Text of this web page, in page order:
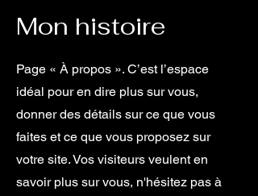
Mon histoire
Page « À propos ». C’est l’espace
idéal pour en dire plus sur vous,
donner des détails sur ce que vous
faites et ce que vous proposez sur
votre site. Vos visiteurs veulent en
savoir plus sur vous, n'hésitez pas à